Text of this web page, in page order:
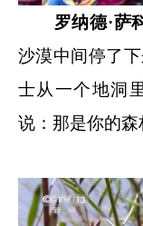
罗纳德·萨
沙漠中间停了
士从一个地洞
说：那是你的森